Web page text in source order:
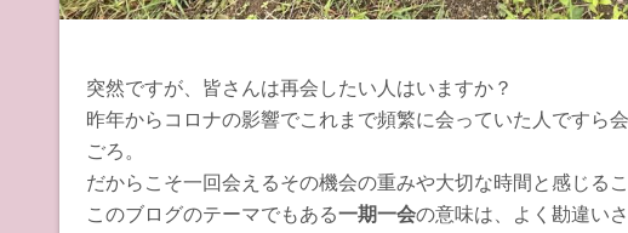
突然ですが、皆さんは再会したい人はいますか？
昨年からコロナの影響でこれまで頻繁に会っていた人ですら
ごろ。
だからこそ一回会えるその機会の重みや大切な時間と感じる
このブログのテーマでもある一期一会の意味は、よく勘違い